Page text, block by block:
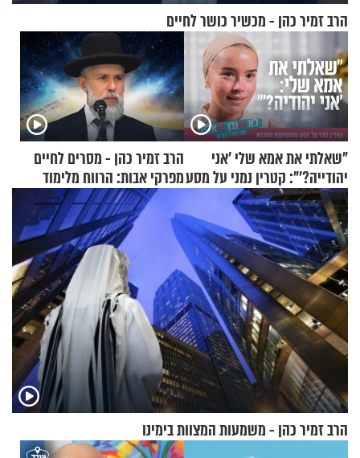
הרב זמיר כהן - מכשיר כושר לחיים
"שאלתי את אמא שלי 'אני
יהודייה?'": קטרין נמני על מסע
ההתחזקות המרגש
הרב זמיר כהן - מסרים לחיים
מפרקי אבות: הרווח מלימוד
התורה
הרב זמיר כהן - משמעות המצוות בימינו